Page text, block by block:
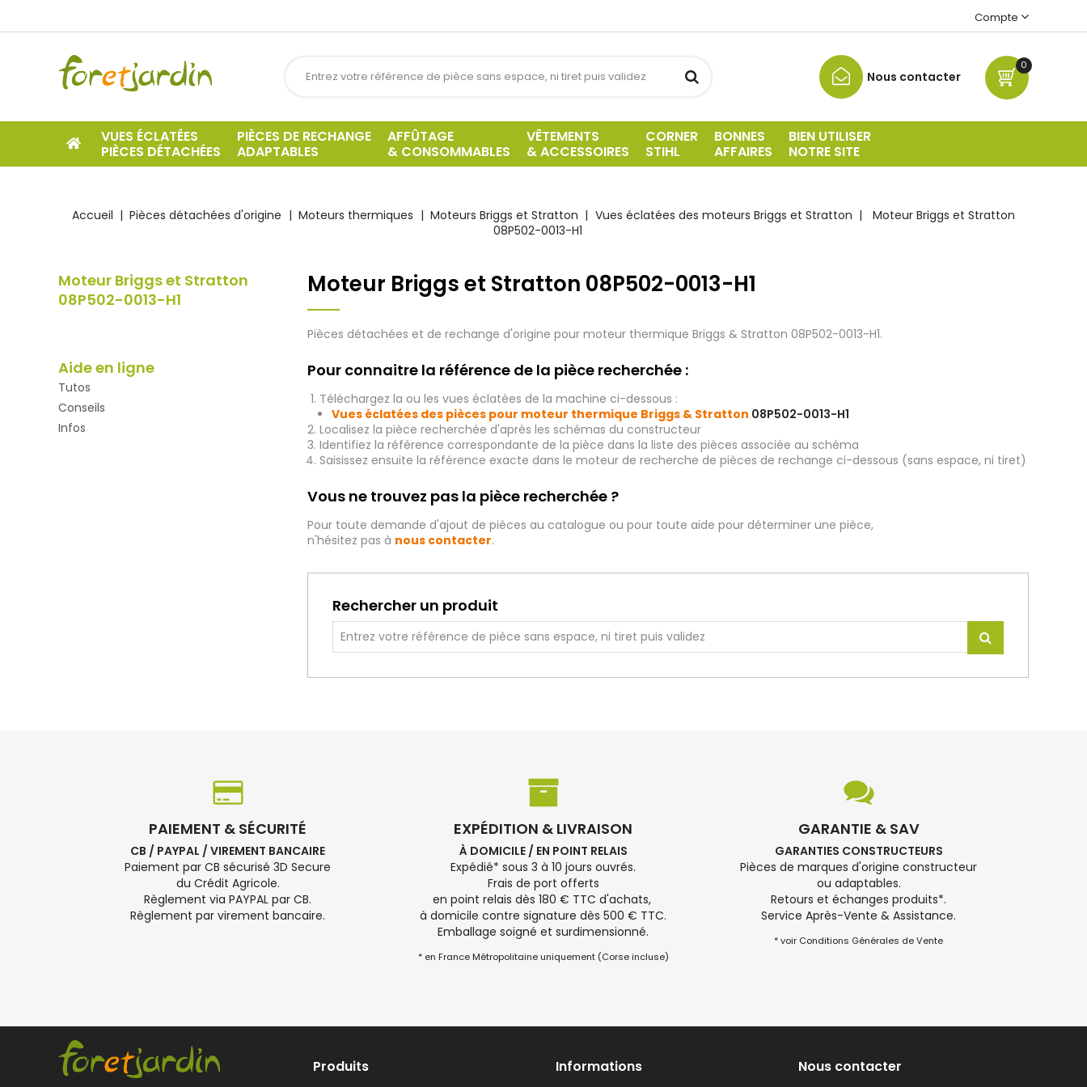
Compte
0
Nous contacter
VUES ÉCLATÉES
PIÈCES DÉTACHÉES
PIÈCES DE RECHANGE
ADAPTABLES
AFFÛTAGE
& CONSOMMABLES
VÊTEMENTS
& ACCESSOIRES
CORNER
STIHL
BONNES
AFFAIRES
BIEN UTILISER
NOTRE SITE
Accueil Pièces détachées d'origine Moteurs thermiques Moteurs Briggs et Stratton Vues éclatées des moteurs Briggs et Stratton
Moteur Briggs et Stratton
08P502-0013-H1
Moteur Briggs et Stratton
08P502-0013-H1
Aide en ligne
Tutos
Conseils
Infos
Moteur Briggs et Stratton 08P502-0013-H1
Pièces détachées et de rechange d'origine pour moteur thermique Briggs & Stratton 08P502-0013-H1.
Pour connaitre la référence de la pièce recherchée :
Téléchargez la ou les vues éclatées de la machine ci-dessous :
Vues éclatées des pièces pour moteur thermique Briggs & Stratton 08P502-0013-H1
Localisez la pièce recherchée d'après les schémas du constructeur
Identifiez la référence correspondante de la pièce dans la liste des pièces associée au schéma
Saisissez ensuite la référence exacte dans le moteur de recherche de pièces de rechange ci-dessous (sans espace, ni tiret)
Vous ne trouvez pas la pièce recherchée ?
Pour toute demande d'ajout de pièces au catalogue ou pour toute aide pour déterminer une pièce,
n'hésitez pas à nous contacter.
Rechercher un produit
PAIEMENT & SÉCURITÉ
CB / PAYPAL / VIREMENT BANCAIRE
Paiement par CB sécurisé 3D Secure
du Crédit Agricole.
Règlement via PAYPAL par CB.
Règlement par virement bancaire.
EXPÉDITION & LIVRAISON
À DOMICILE / EN POINT RELAIS
Expédié* sous 3 à 10 jours ouvrés.
Frais de port offerts
en point relais dès 180 € TTC d'achats,
à domicile contre signature dès 500 € TTC.
Emballage soigné et surdimensionné.
* en France Métropolitaine uniquement (Corse incluse)
GARANTIE & SAV
GARANTIES CONSTRUCTEURS
Pièces de marques d'origine constructeur
ou adaptables.
Retours et échanges produits*.
Service Après-Vente & Assistance.
* voir Conditions Générales de Vente
Produits Informations Nous contacter